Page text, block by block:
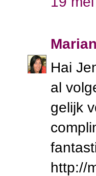
Hai
al
gelijk
http://